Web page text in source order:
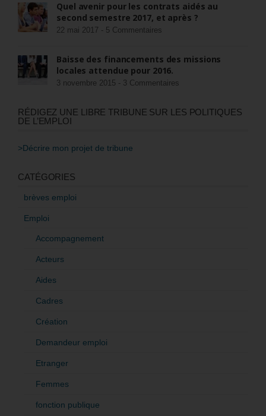
Quel avenir pour les contrats aidés au
second semestre 2017, et après ?
22 mai 2017 - 5 Commentaires
Baisse des financements des missions
locales attendue pour 2016.
3 novembre 2015 - 3 Commentaires
RÉDIGEZ UNE LIBRE TRIBUNE SUR LES POLITIQUES
DE L’EMPLOI
>Décrire mon projet de tribune
CATÉGORIES
brèves emploi
Emploi
Accompagnement
Acteurs
Aides
Cadres
Création
Demandeur emploi
Etranger
Femmes
fonction publique